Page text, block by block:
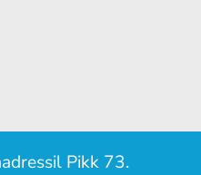
Pikk 73.